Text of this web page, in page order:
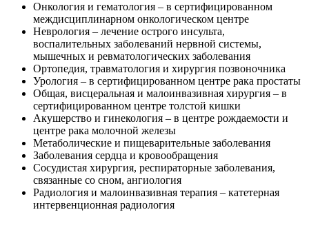
Онкология и гематология – в сертифицированном
междисциплинарном онкологическом центре
Неврология – лечение острого инсульта,
воспалительных заболеваний нервной системы,
мышечных и ревматологических заболевания
Ортопедия, травматология и хирургия позвоночника
Урология – в сертифицированном центре рака простаты
Общая, висцеральная и малоинвазивная хирургия – в
сертифицированном центре толстой кишки
Акушерство и гинекология – в центре рождаемости и
центре рака молочной железы
Метаболические и пищеварительные заболевания
Заболевания сердца и кровообращения
Сосудистая хирургия, респираторные заболевания,
связанные со сном, ангиология
Радиология и малоинвазивная терапия – катетерная
интервенционная радиология